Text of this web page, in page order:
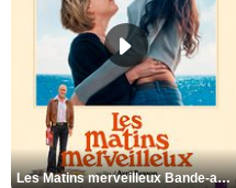
Les Matins merveilleux Bande-annonce VF